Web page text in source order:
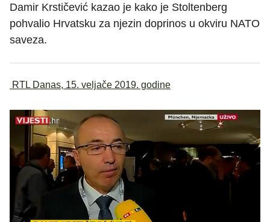
Damir Krstičević kazao je kako je Stoltenberg
pohvalio Hrvatsku za njezin doprinos u okviru NATO
saveza.
RTL Danas, 15. veljače 2019. godine